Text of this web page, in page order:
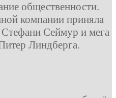
общественности.
компании приняла
Стефани Сеймур и мега
Линдберга.